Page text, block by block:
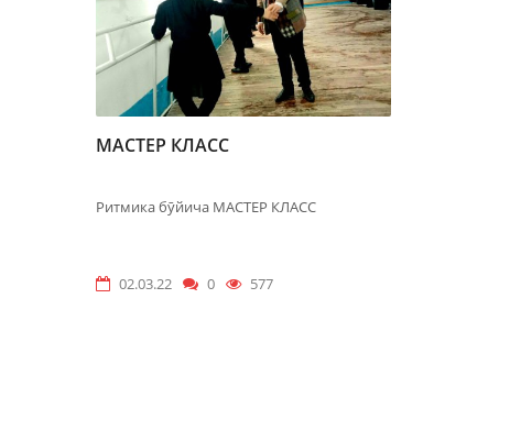
МАСТЕР КЛАСС
Ритмика бӯйича МАСТЕР КЛАСС
02.03.22 0 577